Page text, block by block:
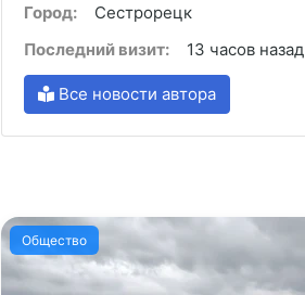
Город:
Сестрорецк
Последний визит:
13 часов назад
Все новости автора
Общество